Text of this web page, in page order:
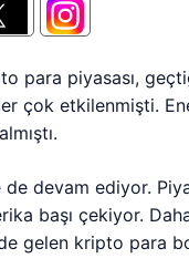
para piyasası,
çok etkilenmişti.
devam ediyor.
başı çekiyor.
gelen kripto para